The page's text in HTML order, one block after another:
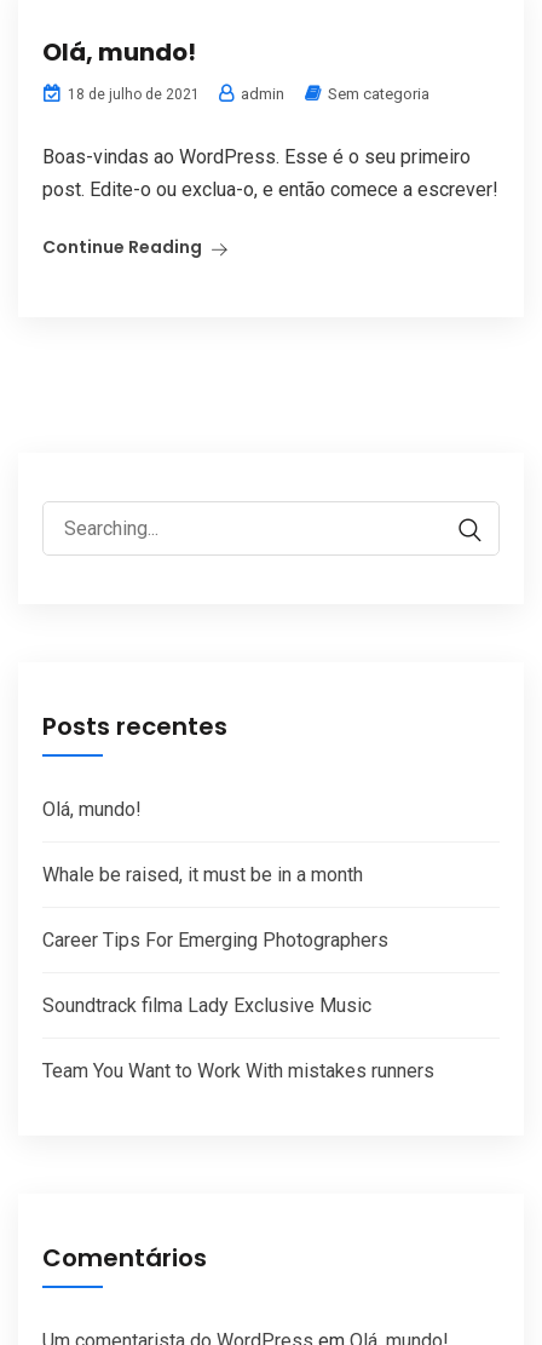
Olá, mundo!
18 de julho de 2021 admin Sem categoria
Boas-vindas ao WordPress. Esse é o seu primeiro
post. Edite-o ou exclua-o, e então comece a escrever!
Continue Reading
Search
for:
Posts recentes
Olá, mundo!
Whale be raised, it must be in a month
Career Tips For Emerging Photographers
Soundtrack filma Lady Exclusive Music
Team You Want to Work With mistakes runners
Comentários